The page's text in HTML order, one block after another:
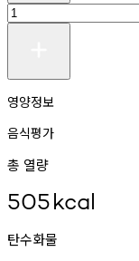
영양정보
음식평가
총 열량
505kcal
탄수화물